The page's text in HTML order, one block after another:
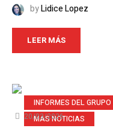
byLidice Lopez
LEER MÁS
INFORMES DEL
MAS NOTICIAS
20/03/2026